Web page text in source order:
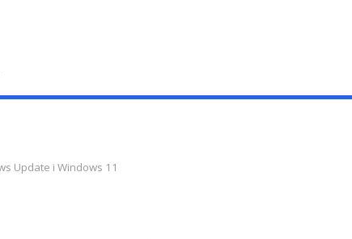
Update i Windows 11